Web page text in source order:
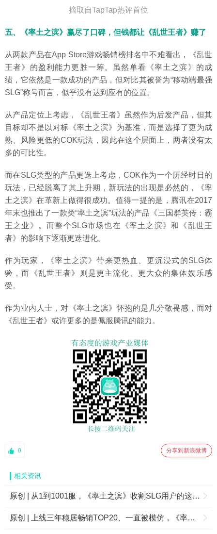
摘取自TapTap热评首位
五、《率土之滨》赢尽了口碑，但钱都让《乱世王者》赚了
从两款产品在App Store游戏畅销榜排名中不难看出，《乱世
王者》的盈利能力更胜一筹。虽然单看《率土之滨》的成
绩，它依然是一款成功的产品，但对比其被誉为“移动端最强
SLG”称号而言，似乎没有达到应有的位置。
从产品定位上考虑，《乱世王者》虽然作为后发产品，但其
目标却不是以对标《率土之滨》为基准，而是选择了更为成
熟、风险更低的COK玩法，因此在这个层面上，两者没有太
多的可比性。
而在SLG类型的产品更迭上考虑，COK作为一个历经时日的
玩法，已经脱离了其上升期，新玩法的出现是必然的，《率
土之滨》在革新上做得很成功。值得一提的是，腾讯在2017
年末也推出了一款类“率土之滨”玩法的产品《三国群英传：霸
王之业》。而整个SLG市场也在《率土之滨》和《乱世王
者》的影响下逐渐更迭进化。
作为玩家，《率土之滨》带来更热血、更沉浸式的SLG体
验，而《乱世王者》则是更主流化、更大众的集体娱乐感
受。
作为业内人士，对《率土之滨》怀抱的是几分敬畏感，而对
《乱世王者》或许更多的是佩服腾讯的能力。
0 分享到新浪微博
相关资讯
原创 | 从1到1001服，《率土之滨》收割SLG用户的这三年
原创 | 上线三年稳居畅销TOP20、一直被模仿，《率土之滨》为何能越来越强？